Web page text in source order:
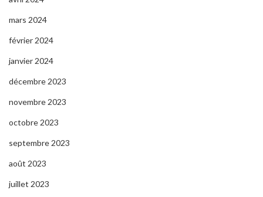
mars 2024
février 2024
janvier 2024
décembre 2023
novembre 2023
octobre 2023
septembre 2023
août 2023
juillet 2023